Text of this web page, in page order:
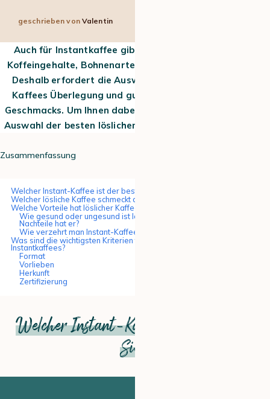
geschrieben von Valentin
Auch für Instantkaffee gibt es verschiedene Aromen,
Koffeingehalte, Bohnenarten und Verpackungsformate.
Deshalb erfordert die Auswahl des richtigen löslichen
Kaffees Überlegung und gute Kenntnisse des eigenen
Geschmacks. Um Ihnen dabei zu helfen, haben wir unsere
Auswahl der besten löslichen Kaffees zusammengestellt.
Zusammenfassung
Welcher Instant-Kaffee ist der beste für Sie?
Welcher lösliche Kaffee schmeckt am besten?
Welche Vorteile hat löslicher Kaffee ?
Wie gesund oder ungesund ist löslicher Kaffee und welche
Nachteile hat er?
Wie verzehrt man Instant-Kaffeepulver?
Was sind die wichtigsten Kriterien für die Auswahl des besten
Instantkaffees?
Format
Vorlieben
Herkunft
Zertifizierung
Welcher Instant-Kaffee ist der beste für
Sie?